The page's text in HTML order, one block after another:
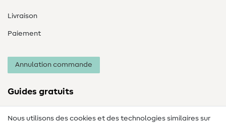
Livraison
Paiement
Annulation commande
Guides gratuits
Nous utilisons des cookies et des technologies similaires sur